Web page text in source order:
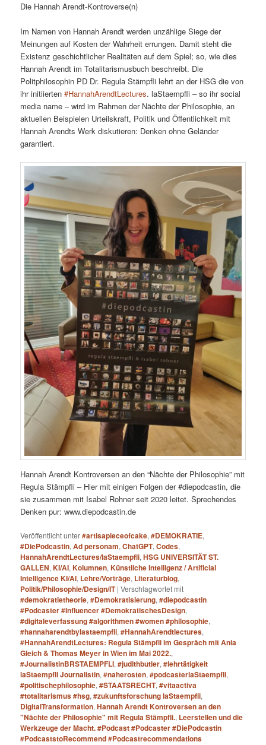
Die Hannah Arendt-Kontroverse(n)
Im Namen von Hannah Arendt werden unzählige Siege der
Meinungen auf Kosten der Wahrheit errungen. Damit steht die
Existenz geschichtlicher Realitäten auf dem Spiel; so, wie dies
Hannah Arendt im Totalitarismusbuch beschreibt. Die
Politphilosophin PD Dr. Regula Stämpfli lehrt an der HSG die von
ihr initiierten#HannahArendtLectures. laStaempfli – so ihr social
media name – wird im Rahmen der Nächte der Philosophie, an
aktuellen Beispielen Urteilskraft, Politik und Öffentlichkeit mit
Hannah Arendts Werk diskutieren: Denken ohne Geländer
garantiert.
Hannah Arendt Kontroversen an den “Nächte der Philosophie” mit
Regula Stämpfli – Hier mit einigen Folgen der #diepodcastin, die
sie zusammen mit Isabel Rohner seit 2020 leitet. Sprechendes
Denken pur: www.diepodcastin.de
Veröffentlicht unter#artisapieceofcake,#DEMOKRATIE,
#DiePodcastin,Ad personam,ChatGPT,Codes,
HannahArendtLectures/laStaempfli,HSG UNIVERSITÄT ST.
GALLEN,KI/AI,Kolumnen,Künstliche Intelligenz / Artificial
Intelligence KI/AI, Lehre/Vorträge, Literaturblog,
Politik/Philosophie/Design/IT |Verschlagwortet mit
#demokratietheorie,#Demokratisierung,#diepodcastin
#Podcaster #Influencer #DemokratischesDesign,
#digitaleverfassung #algorithmen #women #philosophie,
#hannaharendtbylastaempfli,#HannahArendtlectures,
#HannahArendtLectures: Regula Stämpfli im Gespräch mit Ania
Gleich & Thomas Meyer in Wien im Mai 2022.,
#JournalistinBRSTAEMPFLI,#judithbutler,#lehrtätigkeit
laStaempfli Journalistin,#naherosten,#podcasterlaStaempfli,
#politischephilosophie,#STAATSRECHT,#vitaactiva
#totalitarismus #hsg,#zukunftsforschung laStaempfli,
DigitalTransformation,Hannah Arendt Kontroversen an den
"Nächte der Philosophie" mit Regula Stämpfli., Leerstellen und die
Werkzeuge der Macht. #Podcast #Podcaster #DiePodcastin
#PodcaststoRecommend #Podcastrecommendations